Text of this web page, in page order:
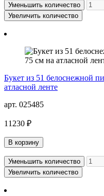
Уменьшить количество
Увеличить количество
Букет из 51 белоснежной
атласной ленте
арт. 025485
11230 ₽
В корзину
Уменьшить количество
Увеличить количество